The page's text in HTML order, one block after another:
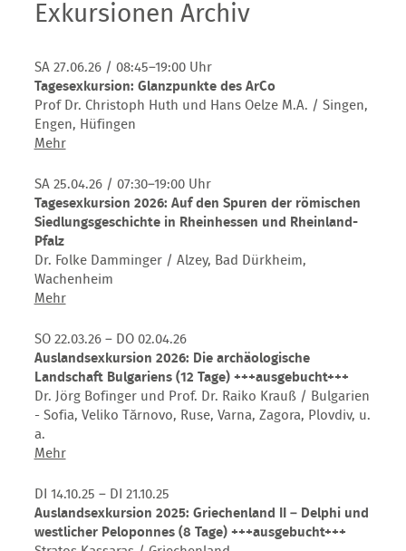
Exkursionen Archiv
SA 27.06.26/ 08:45–19:00 Uhr
Tagesexkursion: Glanzpunkte des ArCo
Prof Dr. Christoph Huth und Hans Oelze M.A. / Singen,
Engen, Hüfingen
MehrTagesexkursion:
des
ArCo
SA 25.04.26/ 07:30–19:00 Uhr
Tagesexkursion 2026: Auf den Spuren der römischen
Siedlungsgeschichte in Rheinhessen und Rheinland-
Pfalz
Dr. Folke Damminger / Alzey, Bad Dürkheim,
Wachenheim
MehrTagesexkursion
Auf
den
Spuren
der
römischen
in
und
Rheinland-
Pfalz
SO 22.03.26 – DO 02.04.26
Auslandsexkursion 2026: Die archäologische
Landschaft Bulgariens (12 Tage) +++ausgebucht+++
Dr. Jörg Bofinger und Prof. Dr. Raiko Krauß / Bulgarien
- Sofia, Veliko Tărnovo, Ruse, Varna, Zagora, Plovdiv, u.
a.
MehrAuslandsexkursion
Die
archäologische
Landschaft
Bulgariens
DI 14.10.25 – DI 21.10.25
Auslandsexkursion 2025: Griechenland II – Delphi und
westlicher Peloponnes (8 Tage) +++ausgebucht+++